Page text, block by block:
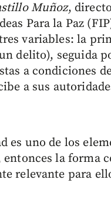
Muñoz,
Para la Paz
variables: la
delito), seguida
a condiciones
a sus
es uno de los
la forma
relevante para